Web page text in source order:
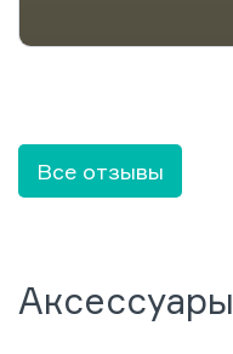
Все отзывы
Аксессуары